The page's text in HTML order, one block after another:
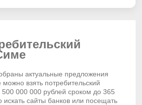
актуальные предложения
взять потребительский
500 000 000 рублей сроком до 365
сайты банков или посещать